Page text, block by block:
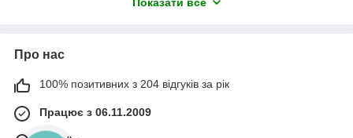
якого газового
опалювального приладу та входить до його ціни.
Брак пристрою— опускання вогню на колосникову
решітку з подальшим її прискореним зносом.
Потужність "атмосферний" моделей — у межах 110
кілів Ватів.
Про нас
100% позитивних з 204 відгуків за рік
Працює з 06.11.2009